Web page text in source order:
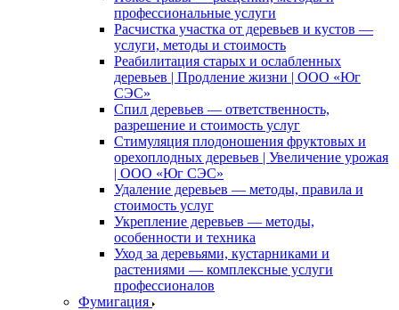
профессиональные услуги
Расчистка участка от деревьев и кустов —
услуги, методы и стоимость
Реабилитация старых и ослабленных
деревьев | Продление жизни | ООО «Юг
СЭС»
Спил деревьев — ответственность,
разрешение и стоимость услуг
Стимуляция плодоношения фруктовых и
орехоплодных деревьев | Увеличение урожая
| ООО «Юг СЭС»
Удаление деревьев — методы, правила и
стоимость услуг
Укрепление деревьев — методы,
особенности и техника
Уход за деревьями, кустарниками и
растениями — комплексные услуги
профессионалов
Фумигация